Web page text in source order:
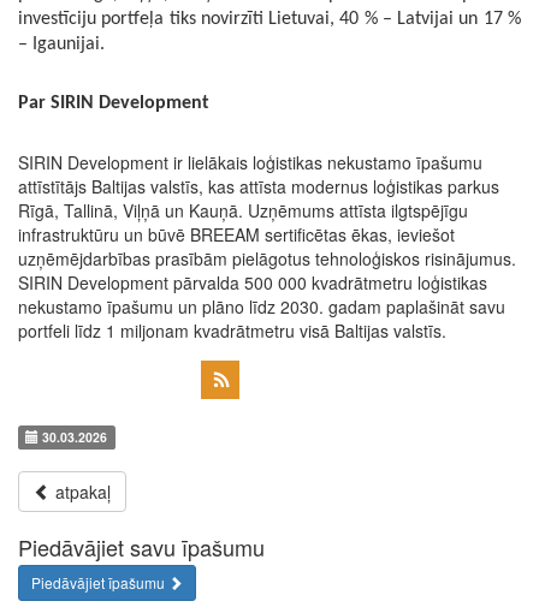
investīciju portfeļa tiks novirzīti Lietuvai, 40 % – Latvijai un 17 %
– Igaunijai.
Par SIRIN Development
SIRIN Development ir lielākais loģistikas nekustamo īpašumu
attīstītājs Baltijas valstīs, kas attīsta modernus loģistikas parkus
Rīgā, Tallinā, Viļņā un Kauņā. Uzņēmums attīsta ilgtspējīgu
infrastruktūru un būvē BREEAM sertificētas ēkas, ieviešot
uzņēmējdarbības prasībām pielāgotus tehnoloģiskos risinājumus.
SIRIN Development pārvalda 500 000 kvadrātmetru loģistikas
nekustamo īpašumu un plāno līdz 2030. gadam paplašināt savu
portfeli līdz 1 miljonam kvadrātmetru visā Baltijas valstīs.
30.03.2026
atpakaļ
Piedāvājiet savu īpašumu
Piedāvājiet īpašumu